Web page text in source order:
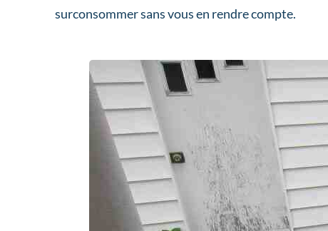
surconsommer sans vous en rendre compte.